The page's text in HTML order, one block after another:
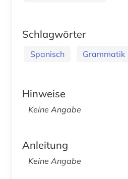
Schlagwörter
Spanisch Grammatik
Hinweise
Keine Angabe
Anleitung
Keine Angabe